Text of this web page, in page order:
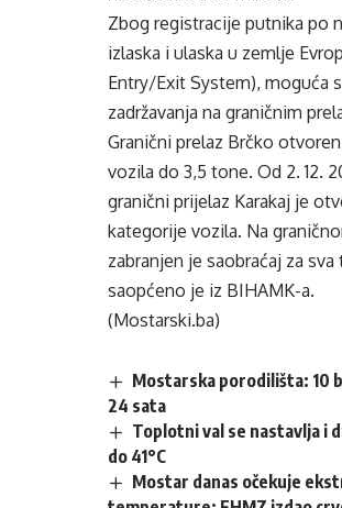
Zbog registracije putnika po
izlaska i ulaska u zemlje
Entry/Exit System), moguća
zadržavanja na graničnim
Granični prelaz Brčko
vozila do 3,5 tone. Od 2. 12.
granični prijelaz Karakaj je
kategorije vozila. Na
zabranjen je saobraćaj za
saopćeno je iz BIHAMK-a.
(Mostarski.ba)
Mostarska porodilišta: 10
24 sata
Toplotni val se nastavlja i
do 41°C
Mostar danas očekuje